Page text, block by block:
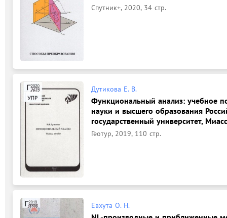
Спутник+, 2020, 34 стр.
Дутикова Е. В.
Функциональный анализ: учебное
науки и высшего образования
государственный университет,
Геотур, 2019, 110 стр.
Евхута О. Н.